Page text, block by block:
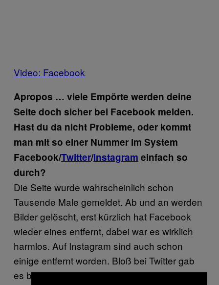
Video: Facebook
Apropos … viele Empörte werden deine
Seite doch sicher bei Facebook melden.
Hast du da nicht Probleme, oder kommt
man mit so einer Nummer im System
Facebook/Twitter/Instagram einfach so
durch?
Die Seite wurde wahrscheinlich schon
Tausende Male gemeldet. Ab und an werden
Bilder gelöscht, erst kürzlich hat Facebook
wieder eines entfernt, dabei war es wirklich
harmlos. Auf Instagram sind auch schon
einige entfernt worden. Bloß bei Twitter gab
es bisher noch nie Probleme.